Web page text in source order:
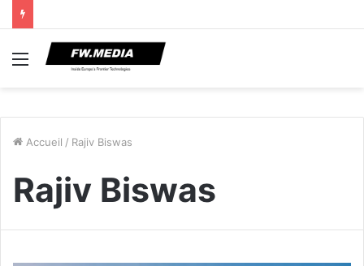
Menu
Accueil / Rajiv Biswas
Rajiv Biswas